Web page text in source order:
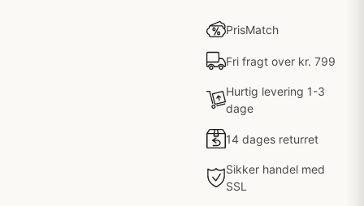
PrisMatch
Fri fragt over kr. 799
Hurtig levering 1-3
dage
14 dages returret
Sikker handel med
SSL